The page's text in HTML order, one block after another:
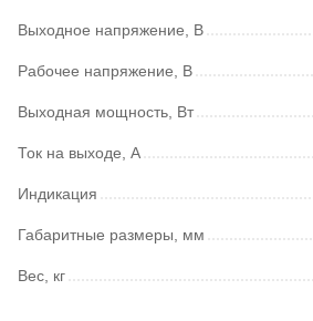
Выходное напряжение, В
Рабочее напряжение, В
Выходная мощность, Вт
Ток на выходе, А
Индикация
Габаритные размеры, мм
Вес, кг